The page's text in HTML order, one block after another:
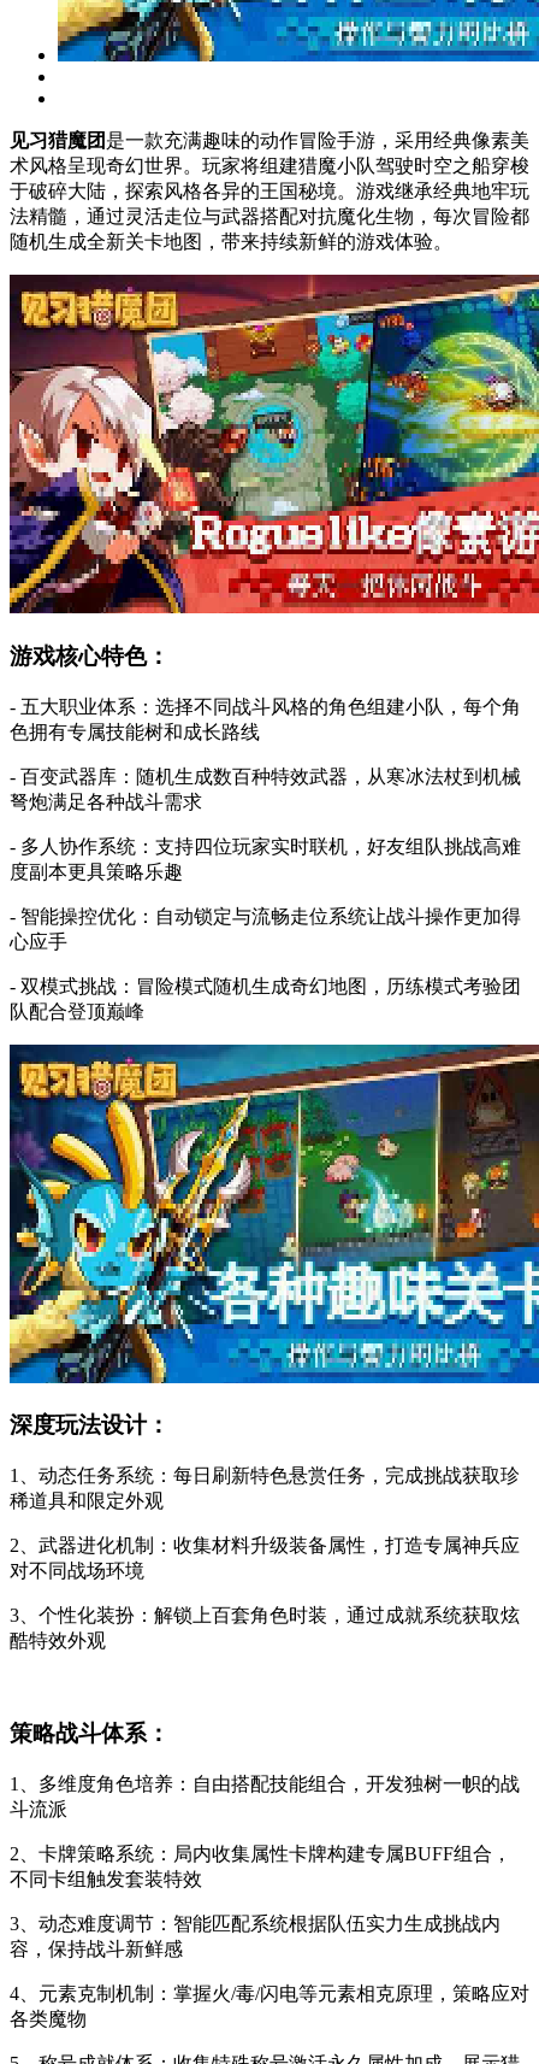
见习猎魔团 是一款充满趣味的动作冒险手游，采用经典像素美
术风格呈现奇幻世界。玩家将组建猎魔小队驾驶时空之船穿梭
于破碎大陆，探索风格各异的王国秘境。游戏继承经典地牢玩
法精髓，通过灵活走位与武器搭配对抗魔化生物，每次冒险都
随机生成全新关卡地图，带来持续新鲜的游戏体验。
游戏核心特色：
- 五大职业体系：选择不同战斗风格的角色组建小队，每个角
色拥有专属技能树和成长路线
- 百变武器库：随机生成数百种特效武器，从寒冰法杖到机械
弩炮满足各种战斗需求
- 多人协作系统：支持四位玩家实时联机，好友组队挑战高难
度副本更具策略乐趣
- 智能操控优化：自动锁定与流畅走位系统让战斗操作更加得
心应手
- 双模式挑战：冒险模式随机生成奇幻地图，历练模式考验团
队配合登顶巅峰
深度玩法设计：
1、动态任务系统：每日刷新特色悬赏任务，完成挑战获取珍
稀道具和限定外观
2、武器进化机制：收集材料升级装备属性，打造专属神兵应
对不同战场环境
3、个性化装扮：解锁上百套角色时装，通过成就系统获取炫
酷特效外观
策略战斗体系：
1、多维度角色培养：自由搭配技能组合，开发独树一帜的战
斗流派
2、卡牌策略系统：局内收集属性卡牌构建专属BUFF组合，
不同卡组触发套装特效
3、动态难度调节：智能匹配系统根据队伍实力生成挑战内
容，保持战斗新鲜感
4、元素克制机制：掌握火/毒/闪电等元素相克原理，策略应对
各类魔物